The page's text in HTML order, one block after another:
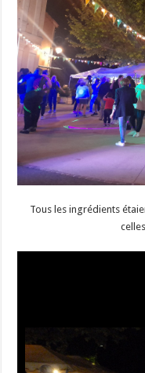
Tous les ingrédients